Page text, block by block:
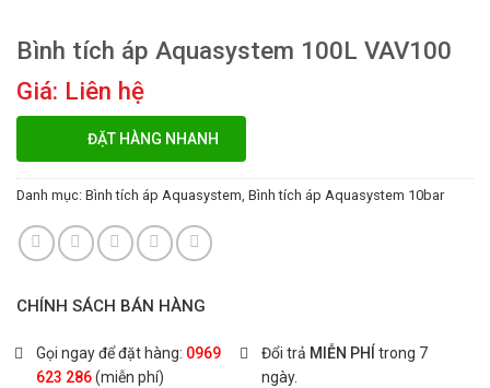
Bình tích áp Aquasystem 100L VAV100
Giá: Liên hệ
ĐẶT HÀNG NHANH
Danh mục: Bình tích áp Aquasystem Bình tích áp Aquasystem 10bar
CHÍNH SÁCH BÁN HÀNG
Gọi ngay để đặt hàng: 0969
623 286(miễn phí)
Đổi trả MIỄN PHÍ trong 7
ngày.